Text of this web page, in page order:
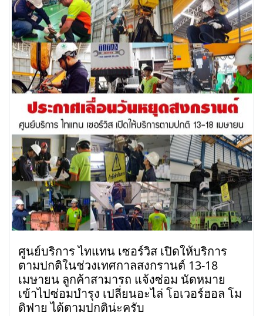
ศูนย์บริการ ไทแทน เซอร์วิส เปิดให้บริการ
ตามปกติในช่วงเทศกาลสงกรานต์ 13-18
เมษายน ลูกค้าสามารถ แจ้งซ่อม นัดหมาย
เข้าไปซ่อมบำรุง เปลี่ยนอะไล่ โอเวอร์ฮอล โม
ดิฟาย ได้ตามปกติน่ะครับ